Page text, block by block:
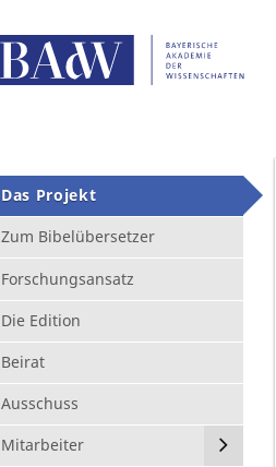
Das Projekt
Zum Bibelübersetzer
Forschungsansatz
Die Edition
Beirat
Ausschuss
Mitarbeiter